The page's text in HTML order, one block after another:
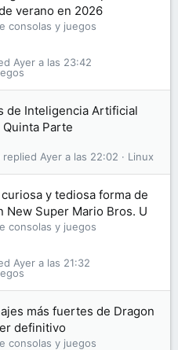
verano en 2026
consolas y juegos
Ayer a las 23:42
de Inteligencia Artificial
Quinta Parte
Linux
Ayer a las 22:02
y tediosa forma de
New Super Mario Bros. U
consolas y juegos
Ayer a las 21:32
más fuertes de Dragon
definitivo
consolas y juegos